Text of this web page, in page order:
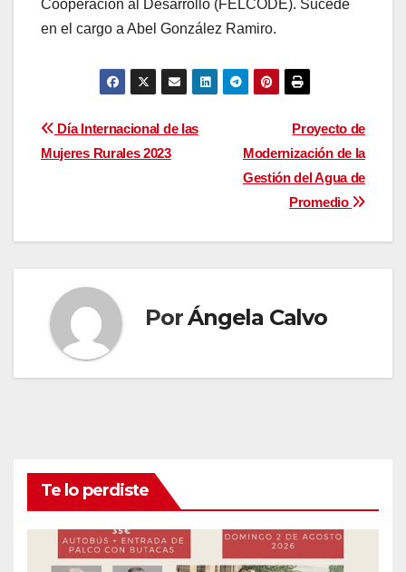
Cooperación al Desarrollo (FELCODE). Sucede
en el cargo a Abel González Ramiro.
Navegación
de
Proyecto de
Modernización de la
Gestión del Agua de
Promedio
Día Internacional de las
Mujeres Rurales 2023
PorÁngela Calvo
Te lo perdiste